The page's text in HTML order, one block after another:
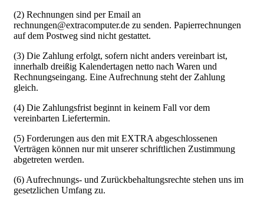
(2) Rechnungen sind per Email an
rechnungen@extracomputer.de zu senden. Papierrechnungen
auf dem Postweg sind nicht gestattet.
(3) Die Zahlung erfolgt, sofern nicht anders vereinbart ist,
innerhalb dreißig Kalendertagen netto nach Waren und
Rechnungseingang. Eine Aufrechnung steht der Zahlung
gleich.
(4) Die Zahlungsfrist beginnt in keinem Fall vor dem
vereinbarten Liefertermin.
(5) Forderungen aus den mit EXTRA abgeschlossenen
Verträgen können nur mit unserer schriftlichen Zustimmung
abgetreten werden.
(6) Aufrechnungs- und Zurückbehaltungsrechte stehen uns im
gesetzlichen Umfang zu.